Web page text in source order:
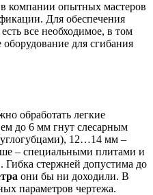
в компании опытных мастеров
Для обеспечения
есть все необходимое, в том
для сгибания
обработать легкие
до 6 мм гнут слесарным
12…14 мм –
– специальными плитами и
стержней допустима до
они бы ни доходили. В
параметров чертежа.